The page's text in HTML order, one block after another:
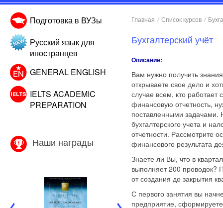
Подготовка в ВУЗы
Русский язык для
иностранцев
GENERAL ENGLISH
IELTS ACADEMIC
PREPARATION
Наши награды
Главная / Список курсов /
Бухгалтерский учёт
Описание:
Вам нужно получить
открываете свое дело и
случае всем, кто работает
финансовую отчетность,
поставленными задачами.
бухгалтерского учета и
отчетности. Рассмотрите
финансового результата
Знаете ли Вы, что в
выполняет 200 проводок?
от создания до закрытия
С первого занятия вы
предприятие,